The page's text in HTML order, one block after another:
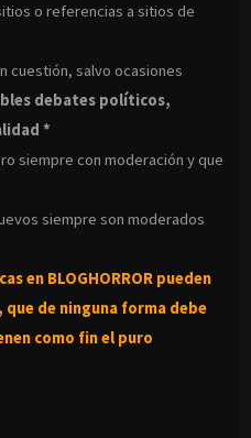
o referencias a sitios de
cuestión, salvo ocasiones
debates políticos,
*
siempre con moderación y que
siempre son moderados
en BLOGHORROR pueden
que de ninguna forma debe
como fin el puro